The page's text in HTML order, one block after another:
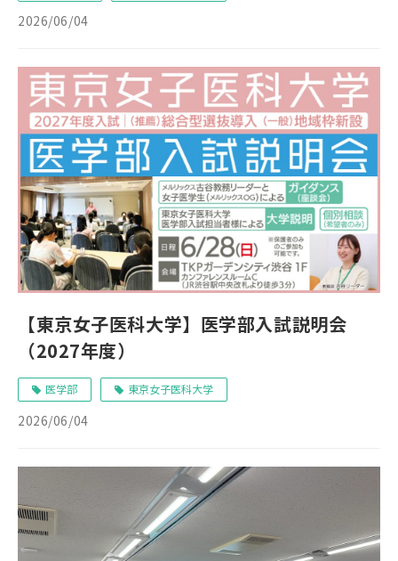
2026/06/04
【東京女子医科大学】医学部入試説明会
（2027年度）
医学部 東京女子医科大学
2026/06/04